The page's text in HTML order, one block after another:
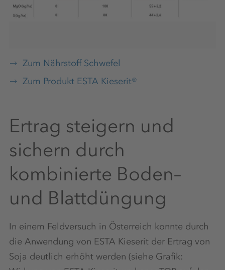
Zum Nährstoff Schwefel
Zum Produkt ESTA Kieserit®
Ertrag steigern und
sichern durch
kombinierte Boden–
und Blattdüngung
In einem Feldversuch in Österreich konnte durch
die Anwendung von ESTA Kieserit der Ertrag von
Soja deutlich erhöht werden (siehe Grafik: